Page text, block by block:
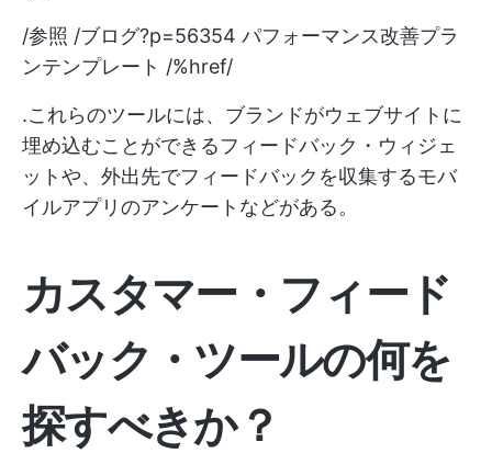
/参照 /ブログ?p=56354 パフォーマンス改善プラ
ンテンプレート /%href/
.これらのツールには、ブランドがウェブサイトに
埋め込むことができるフィードバック・ウィジェ
ットや、外出先でフィードバックを収集するモバ
イルアプリのアンケートなどがある。
カスタマー・フィード
バック・ツールの何を
探すべきか？